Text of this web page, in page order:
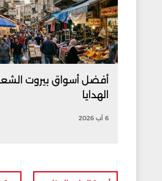
أفضل أسواق بيروت
الهدايا
6 آب 2026